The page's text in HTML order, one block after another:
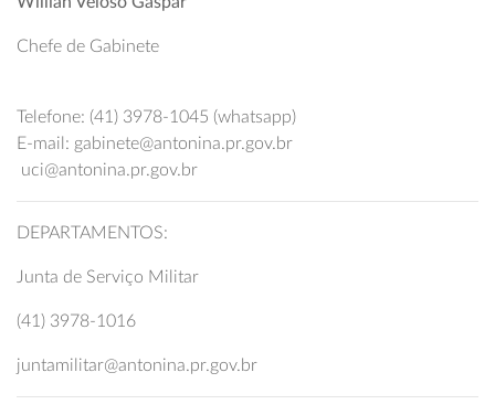
Chefe de Gabinete
Telefone: (41) 3978-1045 (whatsapp)
E-mail: gabinete@antonina.pr.gov.br
uci@antonina.pr.gov.br
DEPARTAMENTOS:
Junta de Serviço Militar
(41) 3978-1016
juntamilitar@antonina.pr.gov.br